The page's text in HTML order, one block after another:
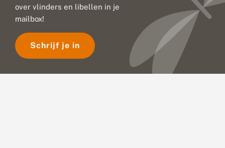
over vlinders en libellen in je
mailbox!
Schrijf je in